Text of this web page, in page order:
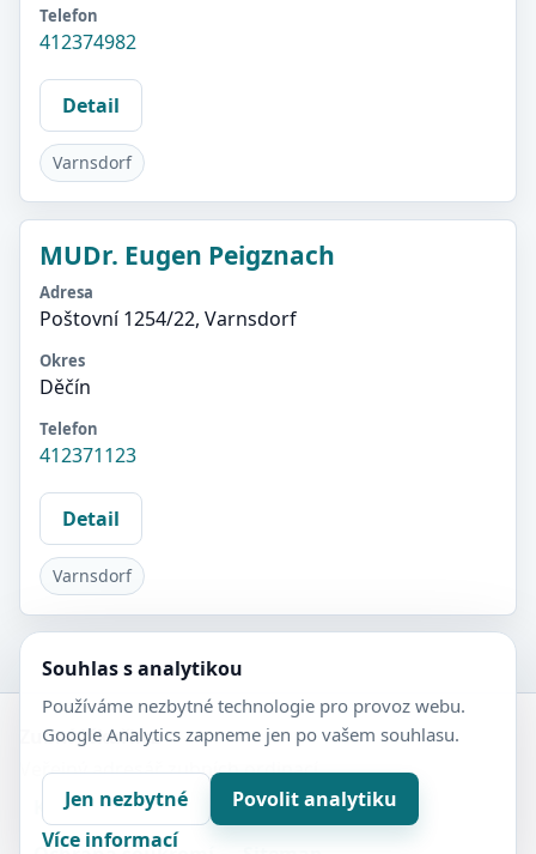
Telefon
412374982
Detail
Varnsdorf
MUDr. Eugen Peigznach
Adresa
Poštovní 1254/22, Varnsdorf
Okres
Děčín
Telefon
412371123
Detail
Varnsdorf
Zubní-lékaři.cz
Veřejný adresář zubních ordinací.
Kontakt
Nastavení soukromí
Souhlas s analytikou
Používáme nezbytné technologie pro provoz webu.
Google Analytics zapneme jen po vašem souhlasu.
Jen nezbytné
Povolit analytiku
Více informací